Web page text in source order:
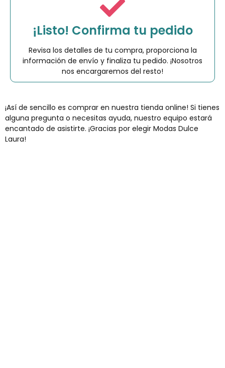
¡Listo! Confirma tu pedido
Revisa los detalles de tu compra, proporciona la
información de envío y finaliza tu pedido. ¡Nosotros
nos encargaremos del resto!
¡Así de sencillo es comprar en nuestra tienda online! Si tienes
alguna pregunta o necesitas ayuda, nuestro equipo estará
encantado de asistirte. ¡Gracias por elegir Modas Dulce
Laura!